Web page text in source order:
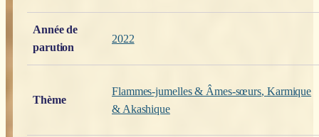
Poids
Année de
parution
2022
Thème
Flammes-jumelles & Âmes-sœurs, Karmique
& Akashique